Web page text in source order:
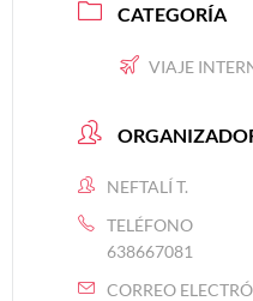
CATEGORÍA
VIAJE
NEFTALÍ T.
TELÉFONO
638667081
CORREO